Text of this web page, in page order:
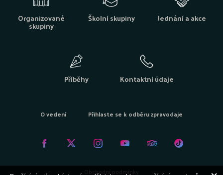
Organizované
skupiny
Školní skupiny Jednání a akce
Příběhy Kontaktní údaje
O vedení Přihlaste se k odběru zpravodaje
Obchodní podmínky